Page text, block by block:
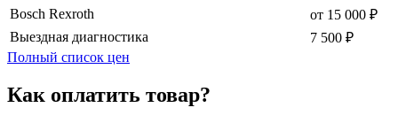
Bosch Rexroth
от 15 000 ₽
Выездная диагностика
7 500 ₽
Полный список цен
Как оплатить товар?